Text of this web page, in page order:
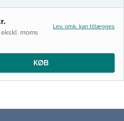
aspekter i flere kapitler.
moms
Lev. omk. kan tillægges
KØB